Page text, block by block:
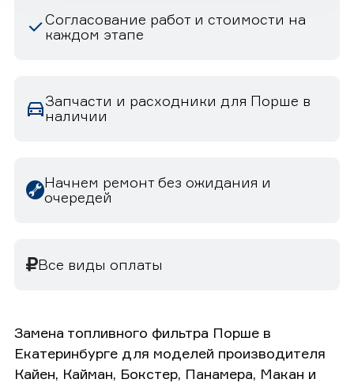
Согласование работ и стоимости на
каждом этапе
Запчасти и расходники для Порше в
наличии
Начнем ремонт без ожидания и
очередей
Все виды оплаты
Замена топливного фильтра Порше в
Екатеринбурге для моделей производителя
Кайен, Кайман, Бокстер, Панамера, Макан и